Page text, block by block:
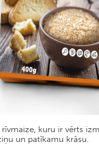
rīvmaize, kuru ir vērts
un patīkamu krāsu.